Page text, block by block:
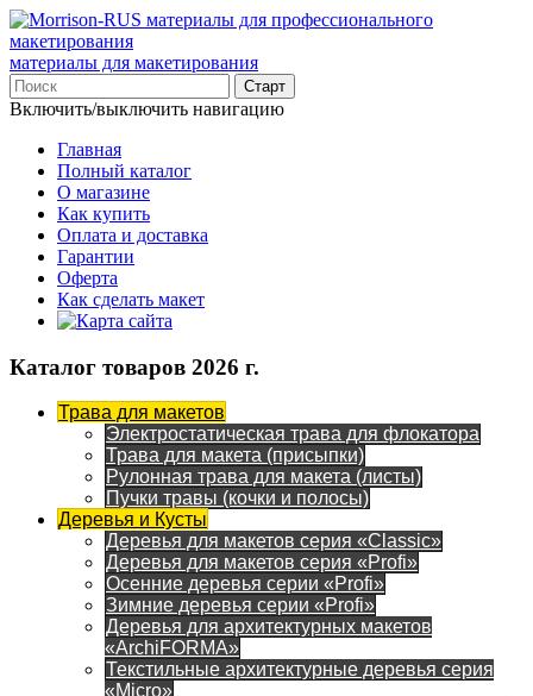
материалы для макетирования
Включить/выключить навигацию
Главная
Полный каталог
О магазине
Как купить
Оплата и доставка
Гарантии
Оферта
Как сделать макет
Каталог товаров 2026 г.
Трава для макетов
Электростатическая трава для флокатора
Трава для макета (присыпки)
Рулонная трава для макета (листы)
Пучки травы (кочки и полосы)
Деревья и Кусты
Деревья для макетов серия «Classic»
Деревья для макетов серия «Profi»
Осенние деревья серии «Profi»
Зимние деревья серии «Profi»
Деревья для архитектурных макетов
«ArchiFORMA»
Текстильные архитектурные деревья серия
«Micro»